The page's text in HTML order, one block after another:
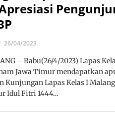
26/04/2023
– Rabu(26/4/2023) Lapas
Jawa Timur mendapatkan
Kunjungan Lapas Kelas I
Idul Fitri 1444…